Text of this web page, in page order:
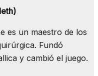
es un maestro de los
Fundó
y cambió el juego.